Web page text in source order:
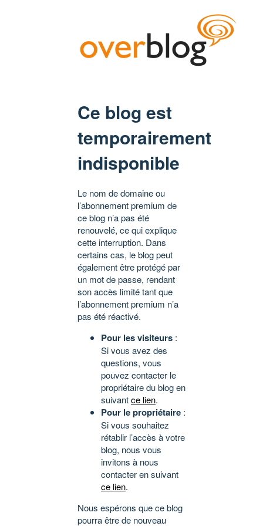
Ce blog est
temporairement
indisponible
Le nom de domaine ou
l’abonnement premium de
ce blog n’a pas été
renouvelé, ce qui explique
cette interruption. Dans
certains cas, le blog peut
également être protégé par
un mot de passe, rendant
son accès limité tant que
l’abonnement premium n’a
pas été réactivé.
Pour les visiteurs :
Si vous avez des
questions, vous
pouvez contacter le
propriétaire du blog en
suivantce lien.
Pour le propriétaire :
Si vous souhaitez
rétablir l’accès à votre
blog, nous vous
invitons à nous
contacter en suivant
ce lien.
Nous espérons que ce blog
pourra être de nouveau